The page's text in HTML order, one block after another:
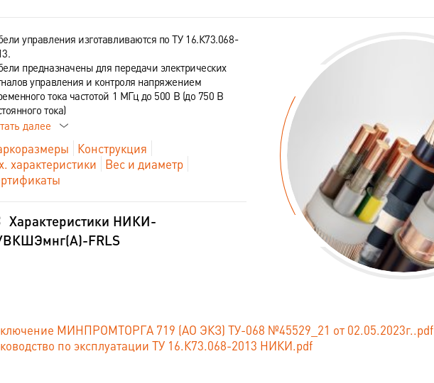
управления изготавливаются по ТУ 16.К73.068-
предназначены для передачи электрических
управления и контроля напряжением
тока частотой 1 МГц до 500 В (до 750 В
тока)
далее
Конструкция
характеристики
Вес и диаметр
Характеристики НИКИ-
FRLS
МИНПРОМТОРГА 719 (АО ЭКЗ) ТУ-068 №45529_21 от 02.05.2023г..pdf
по эксплуатации ТУ 16.К73.068-2013 НИКИ.pdf